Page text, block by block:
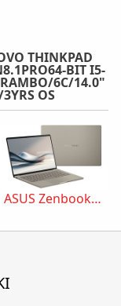
THINKPAD
BIT I5-
6C/14.0"
OS
ASUS Zenbook A14 (UX3407)